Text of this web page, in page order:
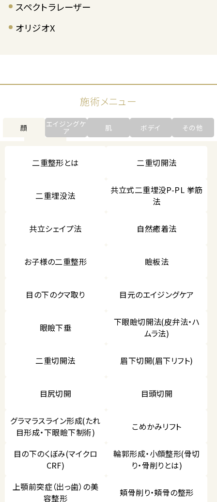
スペクトラレーザー
オリジオX
施術メニュー
顔 エイジングケ
ア 肌 ボデイ その他
二重整形とは 二重切開法
二重埋没法
共立式二重埋没P-PL 挙筋
法
共立シェイプ法 自然癒着法
お子様の二重整形 瞼板法
目の下のクマ取り 目元のエイジングケア
眼瞼下垂
下眼瞼切開法(皮弁法・ハ
ムラ法)
二重切開法 眉下切開(眉下リフト)
目尻切開 目頭切開
グラマラスライン形成(たれ
目形成・下眼瞼下制術)
こめかみリフト
目の下のくぼみ(マイクロ
CRF)
輪郭形成・小顔整形(骨切
り・骨削りとは)
上顎前突症（出っ歯）の美
容整形
頬骨削り・頬骨の整形